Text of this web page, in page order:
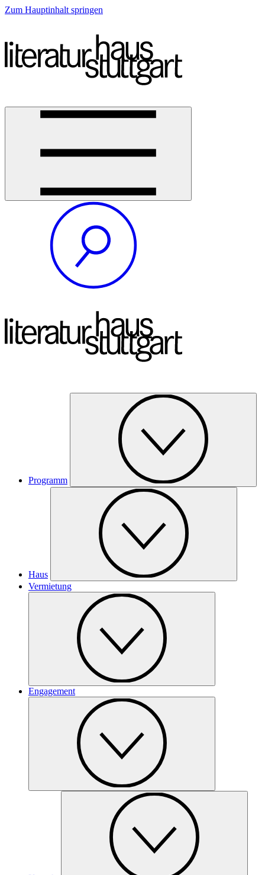
Zum Hauptinhalt springen
Programm
Haus
Vermietung
Engagement